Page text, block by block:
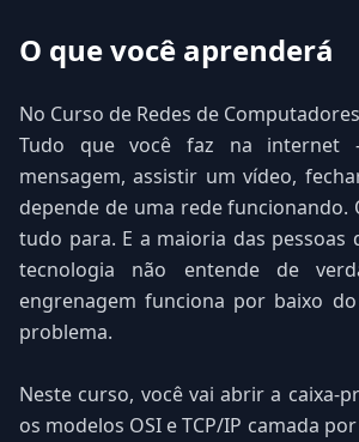
O que você aprenderá
No Curso de Redes de
Tudo que você faz na internet
mensagem, assistir um vídeo,
depende de uma rede funcionando.
tudo para. E a maioria das pessoas
tecnologia não entende de
engrenagem funciona por baixo
problema.
Neste curso, você vai abrir a caixa-
os modelos OSI e TCP/IP camada